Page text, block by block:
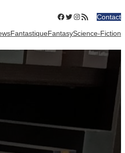
Facebook
Twitter
Instagram
Flux RSSContact
FantastiqueFantasyScience-Fiction